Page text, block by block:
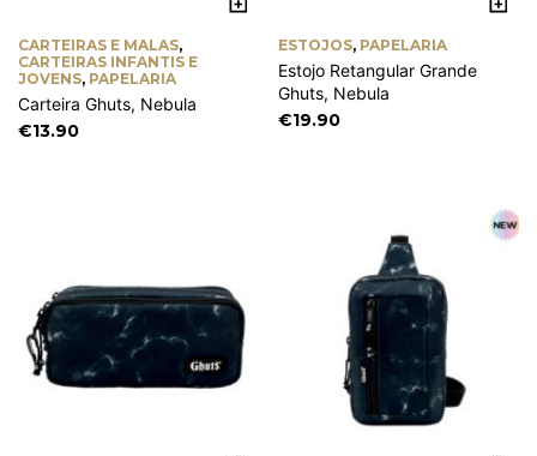
CARTEIRAS E MALAS,
CARTEIRAS INFANTIS E
JOVENS, PAPELARIA
Carteira Ghuts, Nebula
€13.90
ESTOJOS, PAPELARIA
Estojo Retangular Grande
Ghuts, Nebula
€19.90